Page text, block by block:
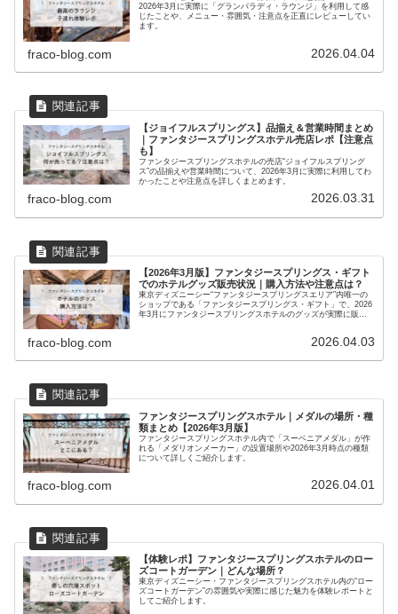
2026年3月に実際に「グランパラディ・ラウンジ」を利用して感
じたことや、メニュー・雰囲気・注意点を正直にレビューしてい
ます。
fraco-blog.com 2026.04.04
【ジョイフルスプリングス】品揃え＆営業時間まとめ
｜ファンタジースプリングスホテル売店レポ【注意点
も】
ファンタジースプリングスホテルの売店“ジョイフルスプリング
ス”の品揃えや営業時間について、2026年3月に実際に利用してわ
かったことや注意点を詳しくまとめます。
fraco-blog.com 2026.03.31
【2026年3月版】ファンタジースプリングス・ギフト
でのホテルグッズ販売状況｜購入方法や注意点は？
東京ディズニーシー“ファンタジースプリングスエリア”内唯一の
ショップである「ファンタジースプリングス・ギフト」で、2026
年3月にファンタジースプリングスホテルのグッズが実際に販売
fraco-blog.com 2026.04.03
ファンタジースプリングスホテル｜メダルの場所・種
類まとめ【2026年3月版】
ファンタジースプリングスホテル内で「スーベニアメダル」が作
れる「メダリオンメーカー」の設置場所や2026年3月時点の種類
について詳しくご紹介します。
fraco-blog.com 2026.04.01
【体験レポ】ファンタジースプリングスホテルのロー
ズコートガーデン｜どんな場所？
東京ディズニーシー・ファンタジースプリングスホテル内の“ロー
ズコートガーデン”の雰囲気や実際に感じた魅力を体験レポートと
してご紹介します。